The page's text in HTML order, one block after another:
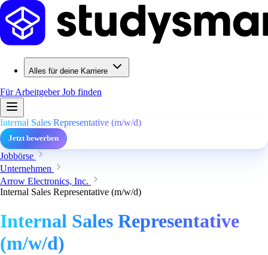
Alles für deine Karriere
Für ArbeitgeberJob finden
Internal Sales Representative (m/w/d)
Jetzt bewerben
Jobbörse
Unternehmen
Arrow Electronics, Inc.
Internal Sales Representative (m/w/d)
Internal Sales Representative
(m/w/d)